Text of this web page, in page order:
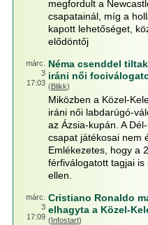
megfordult a
csapatainál, míg a
kapott lehetőséget,
elődöntőj
márc.
3
17:03
Néma csenddel
iráni női
(Blikk)
Miközben a Közel-
iráni női labdarúgó-
az Ázsia-kupán. A
csapat játékosai nem
Emlékezetes, hogy a
férfiválogatott tagjai
ellen.
márc.
3
17:09
Cristiano Ronaldo
elhagyta a Közel-
(Infostart)